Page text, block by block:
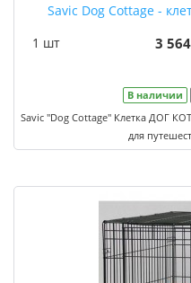
Savic Dog Cottage -
1 шт
3
В наличии
Savic "Dog Cottage" Клетка ДОГ
для